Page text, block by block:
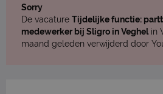
Sorry
De vacature Tijdelijke functie:
medewerker bij Sligro in Veghelin
maand geleden verwijderd door